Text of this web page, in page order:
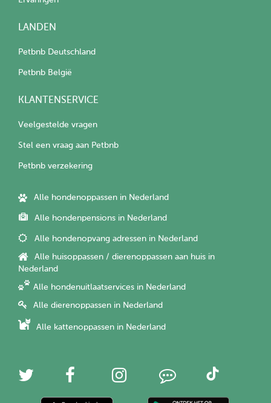
LANDEN
Petbnb Deutschland
Petbnb België
KLANTENSERVICE
Veelgestelde vragen
Stel een vraag aan Petbnb
Petbnb verzekering
Alle hondenoppassen in Nederland
Alle hondenpensions in Nederland
Alle hondenopvang adressen in Nederland
Alle huisoppassen / dierenoppassen aan huis in
Nederland
Alle hondenuitlaatservices in Nederland
Alle dierenoppassen in Nederland
Alle kattenoppassen in Nederland